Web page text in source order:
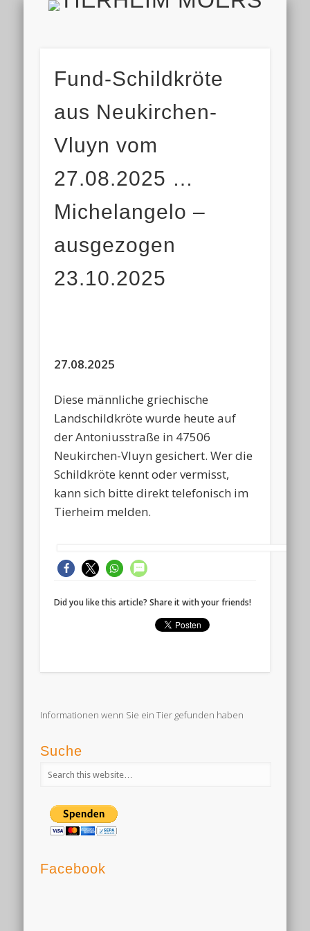
HOME
AKTUELL
ALLE TIERE
HELFEN
TIERHEIM & VEREIN
VIELEN DANK!
IMPRESSUM & DATENSCHUTZ
FINDEFIX
Fund-Schildkröte
aus Neukirchen-
Vluyn vom
27.08.2025 …
Michelangelo –
ausgezogen
23.10.2025
27.08.2025
Diese männliche griechische
Landschildkröte wurde heute auf
der Antoniusstraße in 47506
Neukirchen-Vluyn gesichert. Wer die
Schildkröte kennt oder vermisst,
kann sich bitte direkt telefonisch im
Tierheim melden.
Did you like this article? Share it with your friends!
Informationen wenn Sie ein Tier gefunden haben
Suche
Facebook